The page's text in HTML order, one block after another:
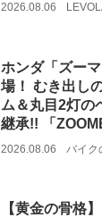
2026.08.06
ホンダ「ズー
場！ むき出し
ム＆丸目2灯の
継承!! 「
2026.08.06 バイク
【黄金の骨格